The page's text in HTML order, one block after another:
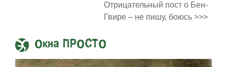
Отрицательный пост о Бен-
Гвире – не пишу, боюсь >>>
Окна ПРОСТО